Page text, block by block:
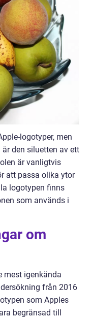
logotyper, men
den siluetten av ett
är vanligtvis
att passa olika ytor
logotypen finns
som används i
om
mest igenkända
från 2016
som Apples
begränsad till